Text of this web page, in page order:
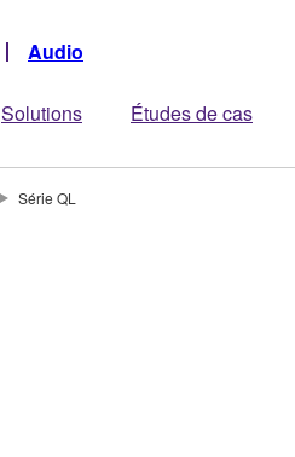
Audio
Solutions Études de cas
Série QL